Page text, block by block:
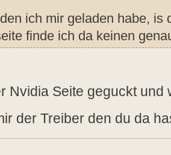
ich mir geladen habe, is
finde ich da keinen
Nvidia Seite geguckt und
der Treiber den du da